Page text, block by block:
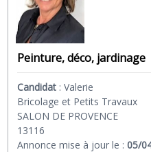
Peinture, déco, jardinage
Candidat :Valerie
Bricolage et Petits Travaux
SALON DE PROVENCE
13116
Annonce mise à jour le :05/